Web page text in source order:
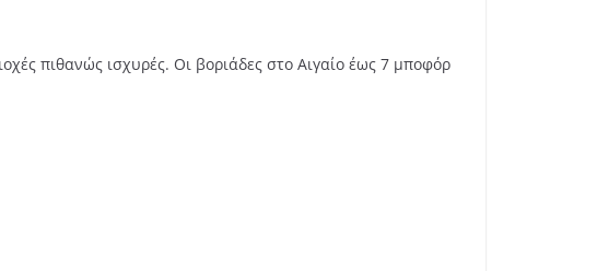
πιθανώς ισχυρές. Οι βοριάδες στο Αιγαίο έως 7 μποφόρ